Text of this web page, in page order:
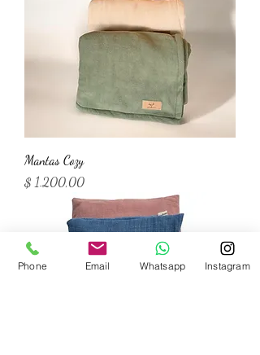
Mantas Cozy
Precio
$ 1.200,00
Phone Email Whatsapp Instagram